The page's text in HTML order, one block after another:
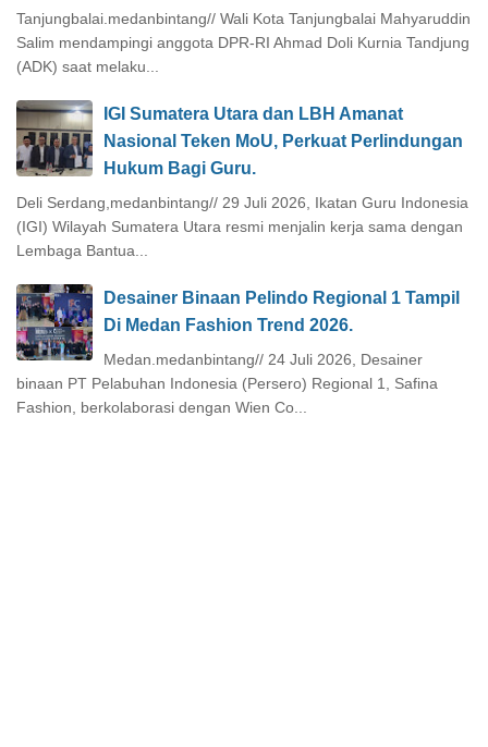
Tanjungbalai.medanbintang// Wali Kota Tanjungbalai Mahyaruddin
Salim mendampingi anggota DPR-RI Ahmad Doli Kurnia Tandjung
(ADK) saat melaku...
IGI Sumatera Utara dan LBH Amanat
Nasional Teken MoU, Perkuat Perlindungan
Hukum Bagi Guru.
Deli Serdang,medanbintang// 29 Juli 2026, Ikatan Guru Indonesia
(IGI) Wilayah Sumatera Utara resmi menjalin kerja sama dengan
Lembaga Bantua...
Desainer Binaan Pelindo Regional 1 Tampil
Di Medan Fashion Trend 2026.
Medan.medanbintang// 24 Juli 2026, Desainer
binaan PT Pelabuhan Indonesia (Persero) Regional 1, Safina
Fashion, berkolaborasi dengan Wien Co...